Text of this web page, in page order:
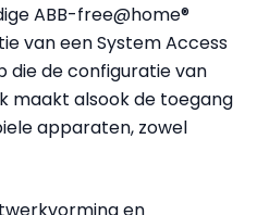
ABB-free@home®
van een System Access
die de configuratie van
maakt alsook de toegang
apparaten, zowel
en